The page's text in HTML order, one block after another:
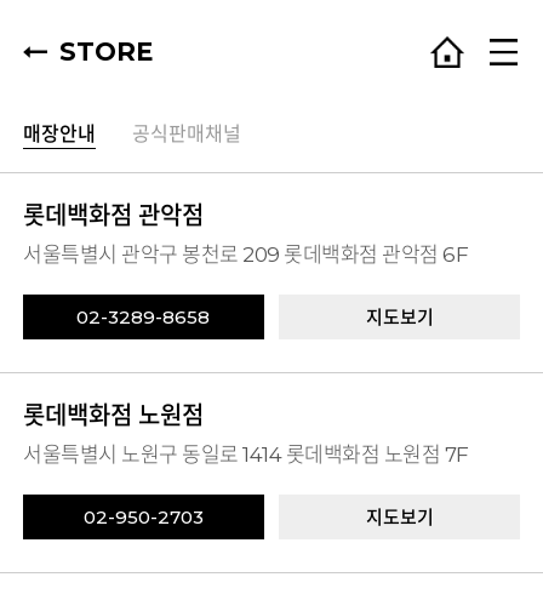
STORE
매장안내 공식판매채널
롯데백화점 관악점
서울특별시 관악구 봉천로 209 롯데백화점 관악점 6F
02-3289-8658 지도보기
롯데백화점 노원점
서울특별시 노원구 동일로 1414 롯데백화점 노원점 7F
02-950-2703 지도보기